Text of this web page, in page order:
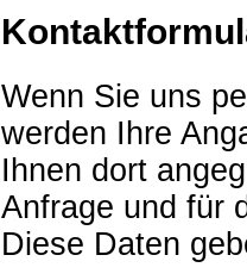
Wenn Sie uns
werden Ihre
Ihnen dort
Anfrage und für
Diese Daten